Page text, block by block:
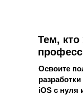
Тем, кто
Освоите
iOS с нуля